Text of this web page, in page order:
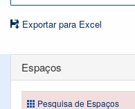
Exportar para Excel
Espaços
Pesquisa de Espaços